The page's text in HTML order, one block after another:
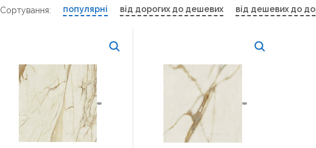
Сортування: популярні від дорогих до дешевих від дешевих до